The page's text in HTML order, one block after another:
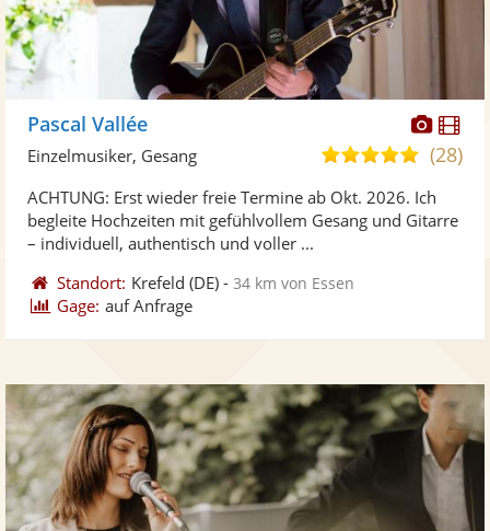
Fotos
Pascal Vallée
5,0
5
(28)
Einzelmusiker, Gesang
ACHTUNG: Erst wieder freie Termine ab Okt. 2026. Ich
begleite Hochzeiten mit gefühlvollem Gesang und Gitarre
– individuell, authentisch und voller ...
Standort: Krefeld (DE) -34 km von Essen
Gage: auf Anfrage